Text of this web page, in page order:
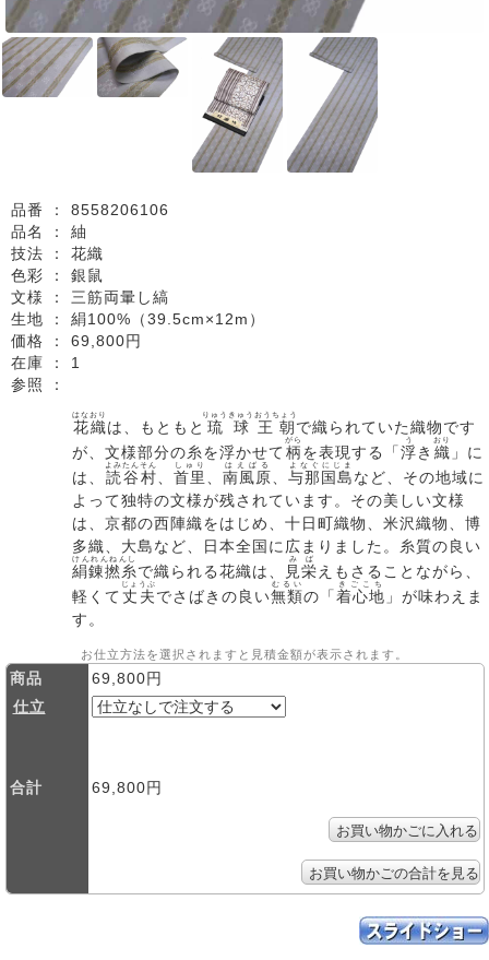
品番 ： 8558206106
品名 ： 紬
技法 ： 花織
色彩 ： 銀鼠
文様 ： 三筋両暈し縞
生地 ： 絹100%（39.5cm×12m）
価格 ： 69,800円
在庫 ： 1
参照 ：
花織
はなおり
は、もともと 琉球
りゅうきゅう
王朝
おうちょう
で織られていた織物です
が、文様部分の糸を浮かせて柄
がら
を表現する「浮
う
き 織
おり
」に
は、 読谷村
よみたんそん
首里
しゅり
南風原
はえばる
与那国島
よなぐにじま
など、その地域に
よって独特の文様が残されています。その美しい文様
は、京都の西陣織をはじめ、十日町織物、米沢織物、博
多織、大島など、日本全国に広まりました。糸質の良い
絹錬撚糸
けんれんねんし
で織られる花織は、 見栄
みば
えもさることながら、
軽くて丈夫
じょうぶ
でさばきの良い無類
むるい
の「着心地
きごこち
」が味わえま
す。
お仕立方法を選択されますと見積金額が表示されます。
商品
69,800円
仕立
合計 69,800円